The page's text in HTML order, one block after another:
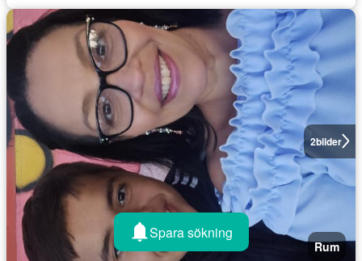
2bilder
Rum
Spara sökning